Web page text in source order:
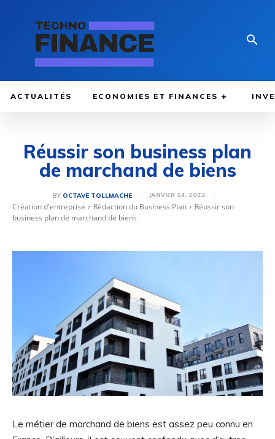
ACTUALITÉS ECONOMIES ET FINANCES
Réussir son business plan
de marchand de biens
BY OCTAVE TOLLMACHE JANVIER 14, 2022
Création d'entreprise Rédaction du Business Plan
Réussir son
business plan de marchand de biens
Le métier de marchand de biens est assez peu connu en